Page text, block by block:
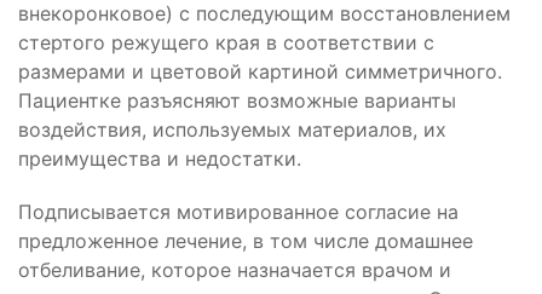
внекоронковое) с последующим восстановлением
стертого режущего края в соответствии с
размерами и цветовой картиной симметричного.
Пациентке разъясняют возможные варианты
воздействия, используемых материалов, их
преимущества и недостатки.
Подписывается мотивированное согласие на
предложенное лечение, в том числе домашнее
отбеливание, которое назначается врачом и